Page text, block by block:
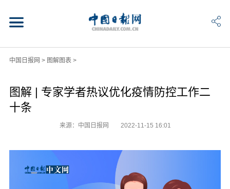
中国日报网 > 图解图表>
图解 | 专家学者热议优化疫情防控工作二
十条
来源：中国日报网 2022-11-15 16:01